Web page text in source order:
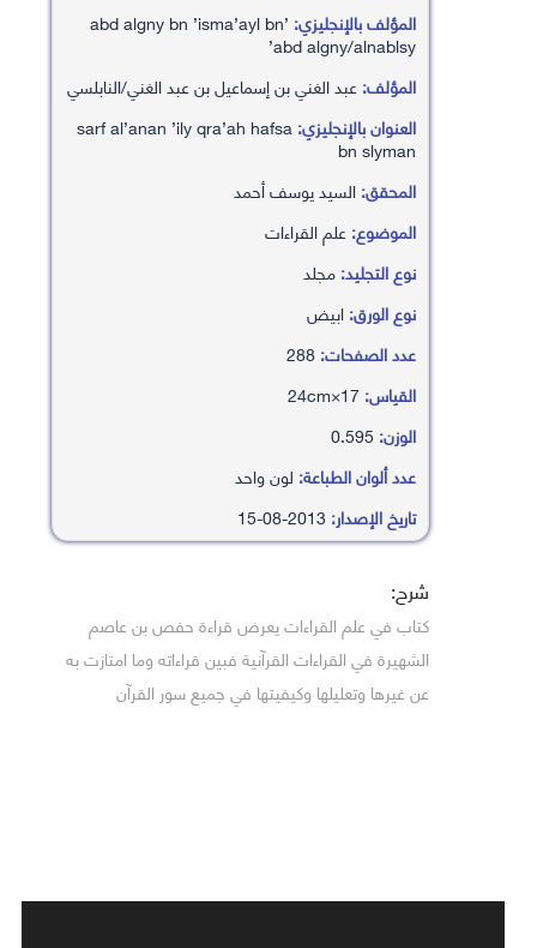
المؤلف بالإنجليزي: ’abd algny bn ’isma’ayl bn
’abd algny/alnablsy
المؤلف:عبد الغني بن إسماعيل بن عبد الغني/النابلسي
العنوان بالإنجليزي:sarf al’anan ’ily qra’ah hafsa
bn slyman
المحقق:السيد يوسف أحمد
الموضوع:علم القراءات
نوع التجليد:مجلد
نوع الورق:ابيض
عدد الصفحات:
القياس:
الوزن:
عدد ألوان الطباعة: لون واحد
تاريخ الإصدار:
شرح:
كتاب في علم القراءات يعرض قراءة حفص بن عاصم
الشهيرة في القراءات القرآنية فبين قراءاته وما امتازت به
عن غيرها وتعليلها وكيفيتها في جميع سور القرآن